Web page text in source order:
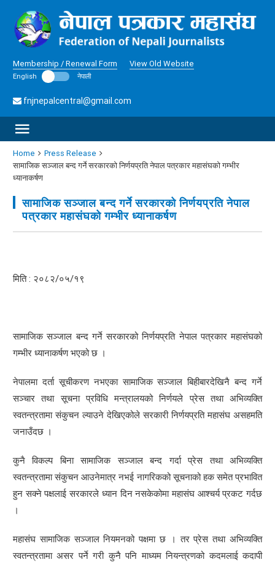
Membership / Renewal Form View Old Website
English नेपाली
fnjnepalcentral@gmail.com
Home
Press Release
सामाजिक सञ्जाल बन्द गर्ने सरकारको निर्णयप्रति नेपाल पत्रकार महासंघको गम्भीर
ध्यानाकर्षण
सामाजिक सञ्जाल बन्द गर्ने सरकारको निर्णयप्रति नेपाल
पत्रकार महासंघको गम्भीर ध्यानाकर्षण
मिति : २०८२/०५/१९
सामाजिक सञ्जाल बन्द गर्ने सरकारको निर्णयप्रति नेपाल पत्रकार महासंघको
गम्भीर ध्यानाकर्षण भएको छ ।
नेपालमा दर्ता सूचीकरण नभएका सामाजिक सञ्जाल बिहीबारदेखिनै बन्द गर्ने
सञ्चार तथा सूचना प्रविधि मन्त्रालयको निर्णयले प्रेस तथा अभिव्यक्ति
स्वतन्त्रतामा संकुचन ल्याउने देखिएकोले सरकारी निर्णयप्रति महासंघ असहमति
जनाउँदछ ।
कुनै विकल्प बिना सामाजिक सञ्जाल बन्द गर्दा प्रेस तथा अभिव्यक्ति
स्वतन्त्रतामा संकुचन आउनेमात्र नभई नागरिकको सूचनाको हक समेत प्रभावित
हुन सक्ने पक्षलाई सरकारले ध्यान दिन नसकेकोमा महासंघ आश्चर्य प्रकट गर्दछ
।
महासंघ सामाजिक सञ्जाल नियमनको पक्षमा छ । तर प्रेस तथा अभिव्यक्ति
स्वतन्त्रतामा असर पर्ने गरी कुनै पनि माध्यम नियन्त्रणको कदमलाई कदापी